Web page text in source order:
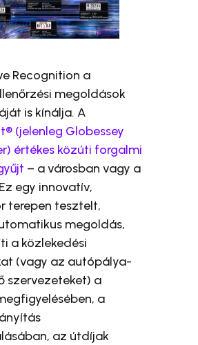
Recognition a
megoldások
is kínálja. A
(jelenleg Globessey
értékes közúti forgalmi
– a városban vagy a
egy innovatív,
terepen tesztelt,
megoldás,
a közlekedési
(vagy az autópálya-
szervezeteket) a
a
az útdíjak